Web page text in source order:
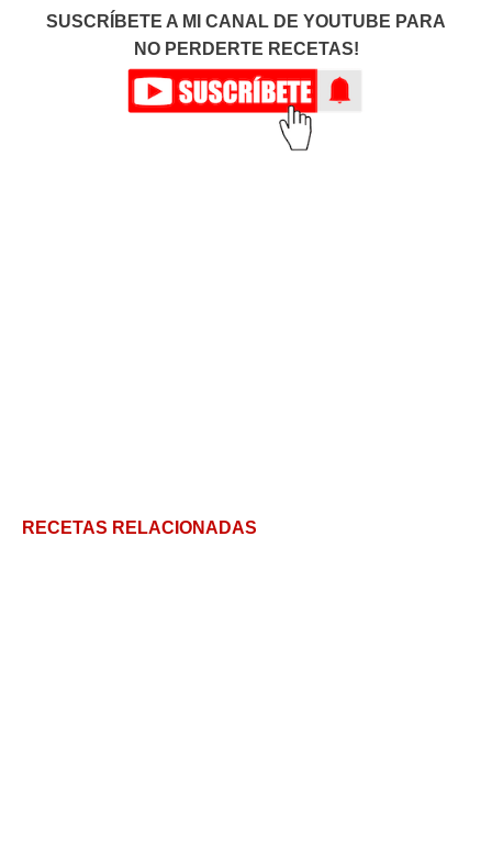
SUSCRÍBETE A MI CANAL DE YOUTUBE PARA
NO PERDERTE RECETAS!
RECETAS RELACIONADAS